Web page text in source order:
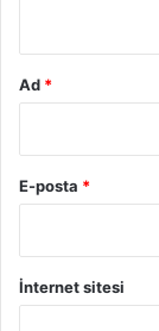
Ad *
E-posta *
İnternet sitesi